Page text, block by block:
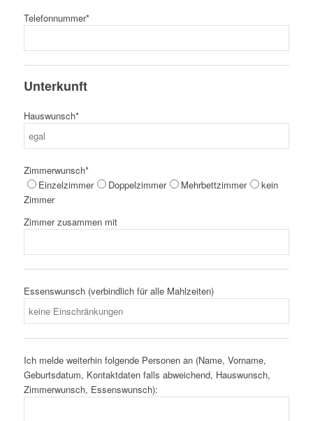
Telefonnummer*
Unterkunft
Hauswunsch*
Zimmerwunsch*
Einzelzimmer
Doppelzimmer Mehrbettzimmer
kein
Zimmer
Zimmer zusammen mit
Essenswunsch (verbindlich für alle Mahlzeiten)
Ich melde weiterhin folgende Personen an (Name, Vorname,
Geburtsdatum, Kontaktdaten falls abweichend, Hauswunsch,
Zimmerwunsch, Essenswunsch):